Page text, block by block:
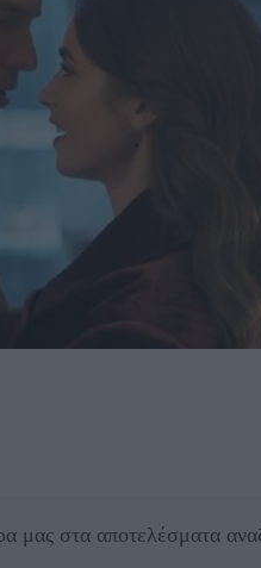
μας στα αποτελέσματα